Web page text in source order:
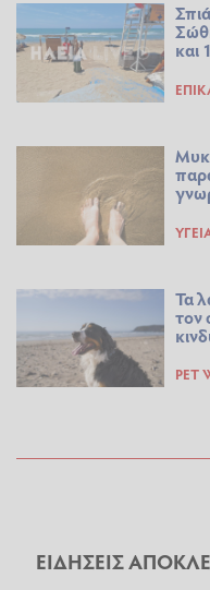
και
Τα
τον
PET
ΕΙΔΗΣΕΙΣ